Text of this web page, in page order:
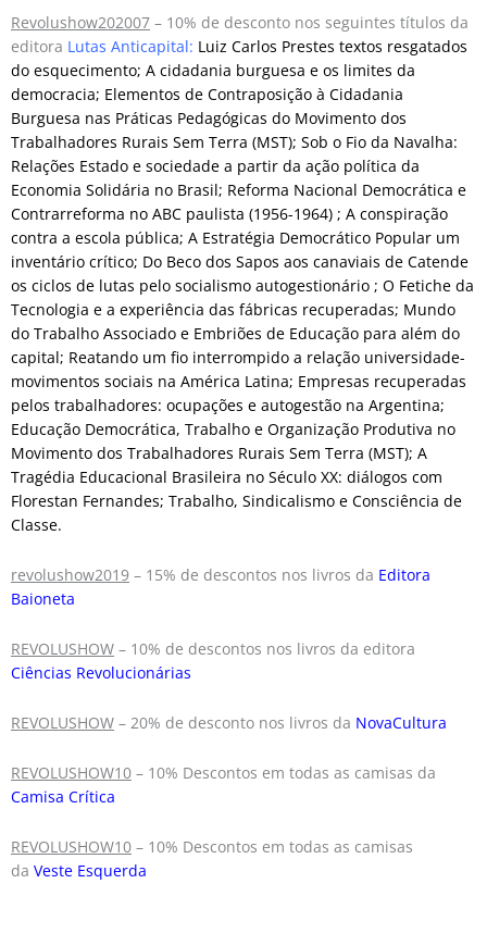
Revolushow202007 – 10% de desconto nos seguintes títulos da
editora Lutas Anticapital: Luiz Carlos Prestes textos resgatados
do esquecimento; A cidadania burguesa e os limites da
democracia; Elementos de Contraposição à Cidadania
Burguesa nas Práticas Pedagógicas do Movimento dos
Trabalhadores Rurais Sem Terra (MST); Sob o Fio da Navalha:
Relações Estado e sociedade a partir da ação política da
Economia Solidária no Brasil; Reforma Nacional Democrática e
Contrarreforma no ABC paulista (1956-1964) ; A conspiração
contra a escola pública; A Estratégia Democrático Popular um
inventário crítico; Do Beco dos Sapos aos canaviais de Catende
os ciclos de lutas pelo socialismo autogestionário ; O Fetiche da
Tecnologia e a experiência das fábricas recuperadas; Mundo
do Trabalho Associado e Embriões de Educação para além do
capital; Reatando um fio interrompido a relação universidade-
movimentos sociais na América Latina; Empresas recuperadas
pelos trabalhadores: ocupações e autogestão na Argentina;
Educação Democrática, Trabalho e Organização Produtiva no
Movimento dos Trabalhadores Rurais Sem Terra (MST); A
Tragédia Educacional Brasileira no Século XX: diálogos com
Florestan Fernandes; Trabalho, Sindicalismo e Consciência de
Classe.
revolushow2019 – 15% de descontos nos livros da Editora
Baioneta
REVOLUSHOW – 10% de descontos nos livros da editora
Ciências Revolucionárias
REVOLUSHOW – 20% de desconto nos livros da NovaCultura
REVOLUSHOW10 – 10% Descontos em todas as camisas da
Camisa Crítica
REVOLUSHOW10 – 10% Descontos em todas as camisas
da Veste Esquerda